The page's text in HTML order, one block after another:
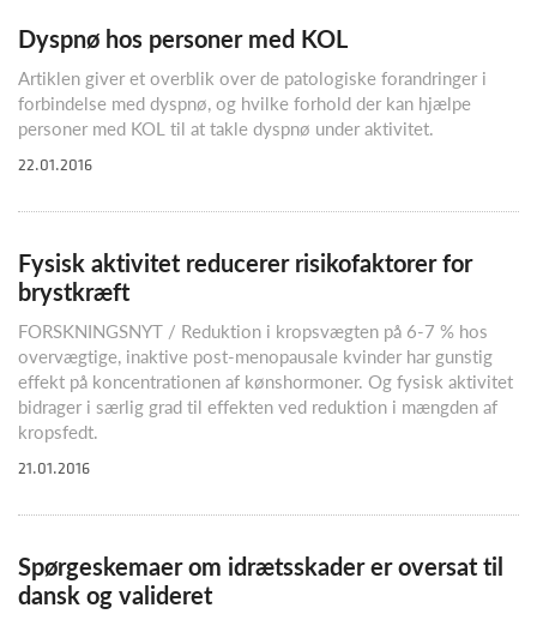
Dyspnø hos personer med KOL
Artiklen giver et overblik over de patologiske forandringer i
forbindelse med dyspnø, og hvilke forhold der kan hjælpe
personer med KOL til at takle dyspnø under aktivitet.
22.01.2016
Fysisk aktivitet reducerer risikofaktorer for
brystkræft
FORSKNINGSNYT / Reduktion i kropsvægten på 6-7 % hos
overvægtige, inaktive post-menopausale kvinder har gunstig
effekt på koncentrationen af kønshormoner. Og fysisk aktivitet
bidrager i særlig grad til effekten ved reduktion i mængden af
kropsfedt.
21.01.2016
Spørgeskemaer om idrætsskader er oversat til
dansk og valideret